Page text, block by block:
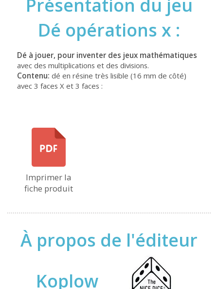
Présentation du jeu
Dé opérations x :
Dé à jouer, pour inventer des jeux mathématiques
avec des multiplications et des divisions.
Contenu: dé en résine très lisible (16 mm de côté)
avec 3 faces X et 3 faces :
Imprimer la
fiche produit
À propos de l'éditeur
Koplow